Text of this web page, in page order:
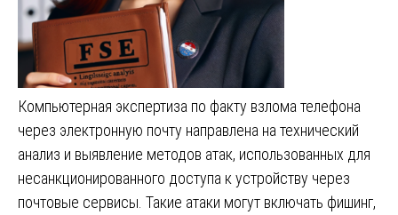
Компьютерная экспертиза по факту взлома телефона
через электронную почту направлена на технический
анализ и выявление методов атак, использованных для
несанкционированного доступа к устройству через
почтовые сервисы. Такие атаки могут включать фишинг,